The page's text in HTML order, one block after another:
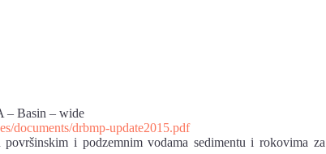
– Basin – wide
documents/drbmp-update2015.pdf
i podzemnim vodama sedimentu i rokovima za